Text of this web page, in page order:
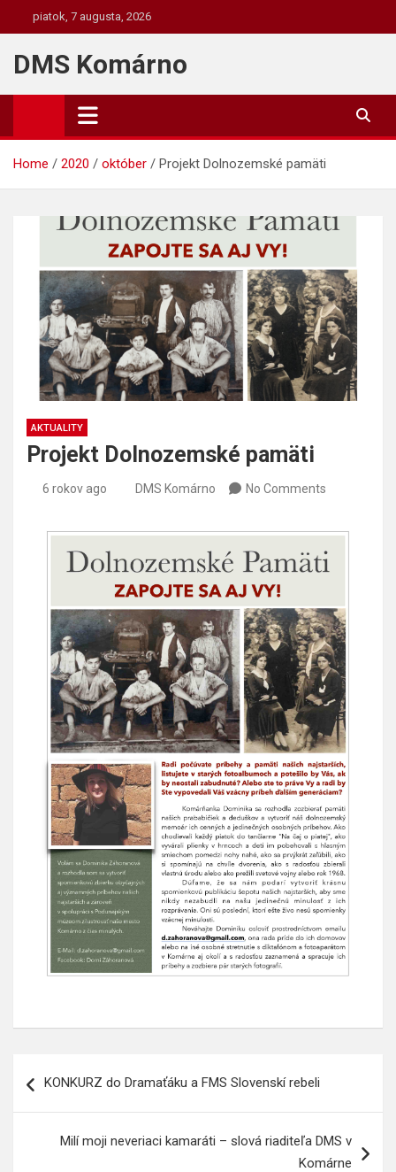
to
content
piatok, 7 augusta, 2026
DMS Komárno
Home 2020 október Projekt Dolnozemské pamäti
AKTUALITY
Projekt Dolnozemské pamäti
6 rokov ago DMS Komárno No Comments
KONKURZ do Dramaťáku a FMS Slovenskí rebeli
Milí moji neveriaci kamaráti – slová riaditeľa DMS v
Komárne